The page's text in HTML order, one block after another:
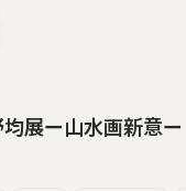
展ー山水画新意ー